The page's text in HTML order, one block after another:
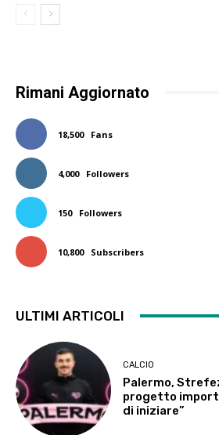
Rimani Aggiornato
18,500 Fans
4,000 Followers
150 Followers
10,800 Subscribers
ULTIMI ARTICOLI
CALCIO
Palermo,
progetto
di iniziare”